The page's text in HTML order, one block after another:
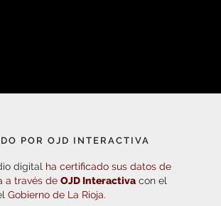
POR OJD INTERACTIVA
digital ha certificado sus datos de
a través deOJD Interactiva con el
Gobierno de La Rioja.